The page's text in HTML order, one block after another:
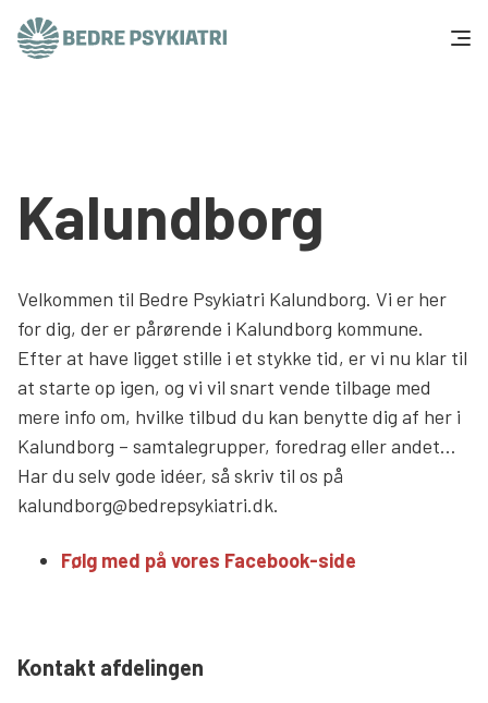
Om os
Vær med
Presse og politik
Støt os
Kalundborg
Velkommen til Bedre Psykiatri Kalundborg. Vi er her
for dig, der er pårørende i Kalundborg kommune.
Efter at have ligget stille i et stykke tid, er vi nu klar til
at starte op igen, og vi vil snart vende tilbage med
mere info om, hvilke tilbud du kan benytte dig af her i
Kalundborg – samtalegrupper, foredrag eller andet…
Har du selv gode idéer, så skriv til os på
kalundborg@bedrepsykiatri.dk.
Følg med på vores Facebook-side
Kontakt afdelingen